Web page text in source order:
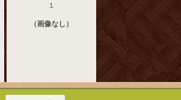
１
（画像なし）